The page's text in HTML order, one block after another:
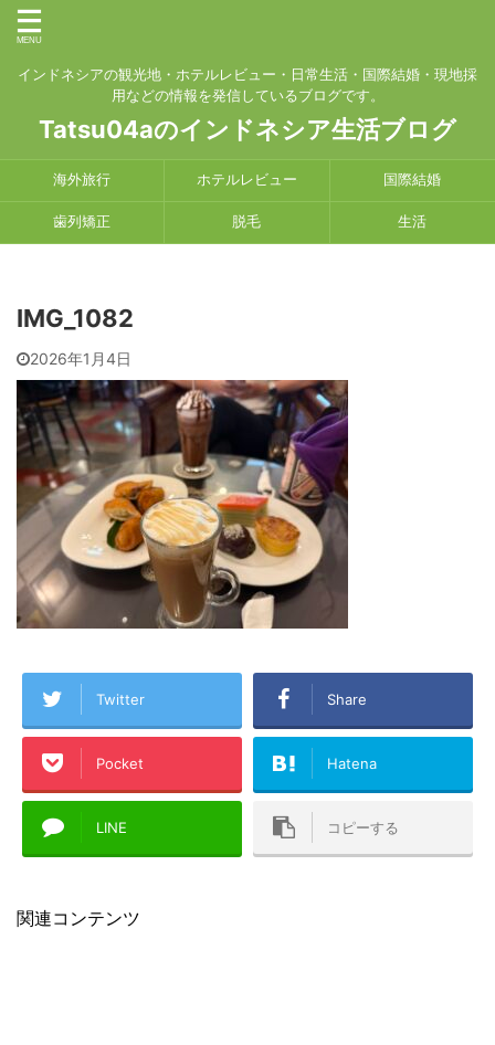
インドネシアの観光地・ホテルレビュー・日常生活・国際結婚・現地採
用などの情報を発信しているブログです。
Tatsu04aのインドネシア生活ブログ
海外旅行 ホテルレビュー 国際結婚
歯列矯正 脱毛 生活
IMG_1082
2026年1月4日
Twitter Share
Pocket Hatena
LINE コピーする
関連コンテンツ